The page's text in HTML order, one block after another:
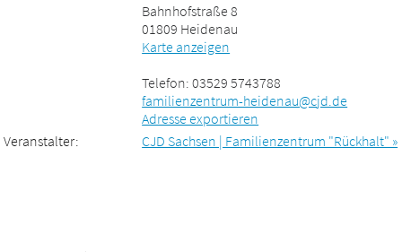
Bahnhofstraße 8
01809 Heidenau
Karte anzeigen
Telefon: 03529 5743788
familienzentrum-heidenau@cjd.de
Adresse exportieren
Veranstalter:
CJD Sachsen | Familienzentrum "Rückhalt" »